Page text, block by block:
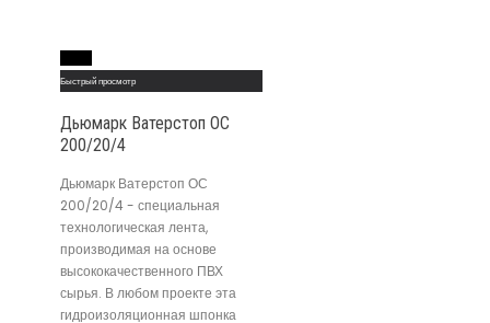
Быстрый просмотр
Дьюмарк Ватерстоп ОС
200/20/4
Дьюмарк Ватерстоп ОС
200/20/4 - специальная
технологическая лента,
производимая на основе
высококачественного ПВХ
сырья. В любом проекте эта
гидроизоляционная шпонка